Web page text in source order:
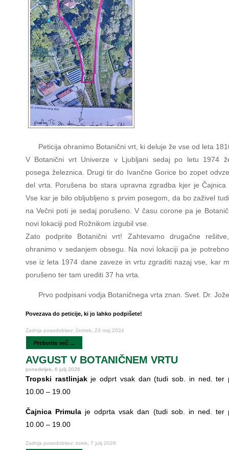
Peticija ohranimo Botanični vrt, ki deluje že vse od leta
V Botanični vrt Univerze v Ljubljani sedaj po letu 1974
posega železnica. Drugi tir do Ivančne Gorice bo zopet
del vrta. Porušena bo stara upravna zgradba kjer je Čajnica
Vse kar je bilo obljubljeno s prvim posegom, da bo zaživel
na Večni poti je sedaj porušeno. V času corone pa je
novi lokaciji pod Rožnikom izgubil vse.
Zato podprite Botanični vrt! Zahtevamo drugačne
ohranimo v sedanjem obsegu. Na novi lokaciji pa je
vse iz leta 1974 dane zaveze in vrtu zgraditi nazaj vse, kar
porušeno ter tam urediti 37 ha vrta.
Prvo podpisani vodja Botaničnega vrta znan. Svet. Dr.
Povezava do peticije, ki jo lahko podpišete!
Zadnja posodobitev: četrtek, 23 maj 2024
Preberite več ...
AVGUST V BOTANIČNEM VRTU
ponedeljek, 6 julij 2026
Tropski rastlinjakje odprt vsak dan (tudi sob. in ned. ter
10.00 – 19.00
Čajnica Primula je odprta vsak dan (tudi sob. in ned. ter
10.00 – 19.00
Zadnja posodobitev: torek, 7 julij 2026